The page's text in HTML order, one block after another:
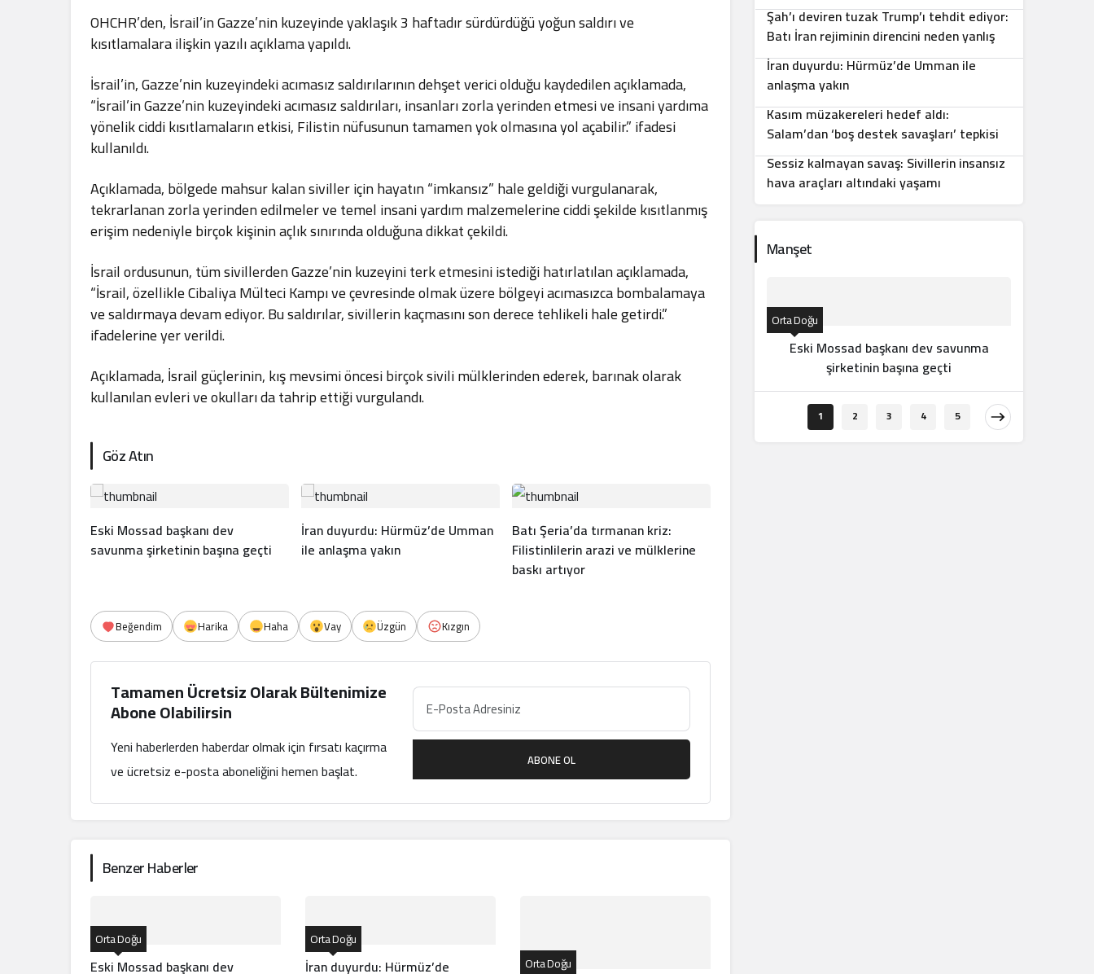
OHCHR’den, İsrail’in Gazze’nin kuzeyinde yaklaşık 3 haftadır sürdürdüğü yoğun saldırı ve
kısıtlamalara ilişkin yazılı açıklama yapıldı.
İsrail’in, Gazze’nin kuzeyindeki acımasız saldırılarının dehşet verici olduğu kaydedilen açıklamada,
“İsrail’in Gazze’nin kuzeyindeki acımasız saldırıları, insanları zorla yerinden etmesi ve insani yardıma
yönelik ciddi kısıtlamaların etkisi, Filistin nüfusunun tamamen yok olmasına yol açabilir.” ifadesi
kullanıldı.
Açıklamada, bölgede mahsur kalan siviller için hayatın “imkansız” hale geldiği vurgulanarak,
tekrarlanan zorla yerinden edilmeler ve temel insani yardım malzemelerine ciddi şekilde kısıtlanmış
erişim nedeniyle birçok kişinin açlık sınırında olduğuna dikkat çekildi.
İsrail ordusunun, tüm sivillerden Gazze’nin kuzeyini terk etmesini istediği hatırlatılan açıklamada,
“İsrail, özellikle Cibaliya Mülteci Kampı ve çevresinde olmak üzere bölgeyi acımasızca bombalamaya
ve saldırmaya devam ediyor. Bu saldırılar, sivillerin kaçmasını son derece tehlikeli hale getirdi.”
ifadelerine yer verildi.
Açıklamada, İsrail güçlerinin, kış mevsimi öncesi birçok sivili mülklerinden ederek, barınak olarak
kullanılan evleri ve okulları da tahrip ettiği vurgulandı.
Göz Atın
Eski Mossad başkanı dev
savunma şirketinin başına geçti
İran duyurdu: Hürmüz’de Umman
ile anlaşma yakın
Batı Şeria’da tırmanan kriz:
Filistinlilerin arazi ve mülklerine
baskı artıyor
Beğendim Harika Haha Vay Üzgün Kızgın
Tamamen Ücretsiz Olarak Bültenimize
Abone Olabilirsin
Yeni haberlerden haberdar olmak için fırsatı kaçırma
ve ücretsiz e-posta aboneliğini hemen başlat.
ABONE OL
Benzer Haberler
Eski Mossad başkanı dev
Orta Doğu
İran duyurdu: Hürmüz’de
Orta Doğu
Orta Doğu
Şah’ı deviren tuzak Trump’ı tehdit ediyor:
Batı İran rejiminin direncini neden yanlış
anlıyor
8
İran duyurdu: Hürmüz’de Umman ile
anlaşma yakın
9
Kasım müzakereleri hedef aldı:
Salam’dan ‘boş destek savaşları’ tepkisi
10
Sessiz kalmayan savaş: Sivillerin insansız
hava araçları altındaki yaşamı
Manşet
Orta Doğu
Eski Mossad başkanı dev savunma
şirketinin başına geçti
1 2 3 4 5